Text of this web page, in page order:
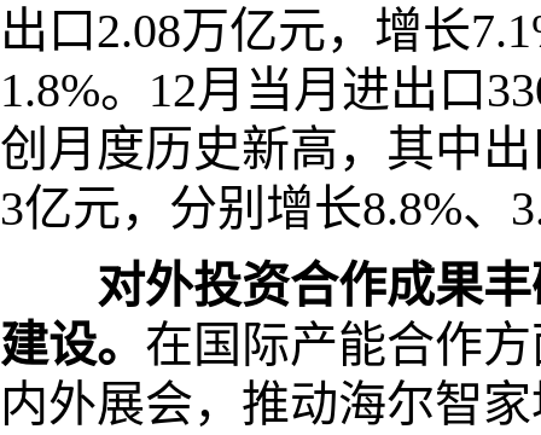
出口2.08万亿元，增长
1.8%。12月当月进出口
创月度历史新高，其中
3亿元，分别增长8.8%、
对外投资合作成果
建设。 在国际产能合作
内外展会，推动海尔智